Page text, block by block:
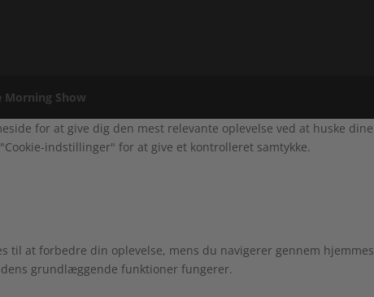
Morning Show
for at give dig den mest relevante oplevelse ved at huske
"Cookie-indstillinger" for at give et kontrolleret samtykke.
til at forbedre din oplevelse, mens du navigerer gennem
grundlæggende funktioner fungerer.